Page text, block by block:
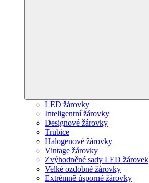
LED žárovky
Inteligentní žárovky
Designové žárovky
Trubice
Halogenové žárovky
Vintage žárovky
Zvýhodněné sady LED žárovek
Velké ozdobné žárovky
Extrémně úsporné žárovky